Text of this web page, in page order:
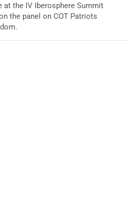
at the IV Iberosphere Summit
the panel on COT Patriots